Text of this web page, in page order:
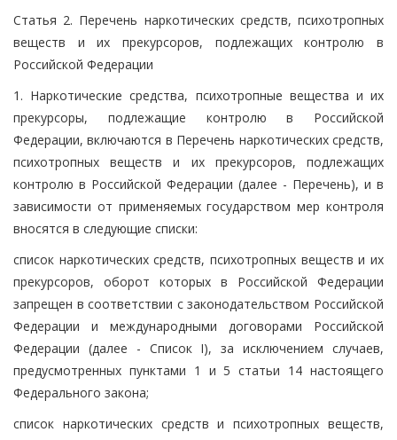
Статья 2. Перечень наркотических средств, психотропных
веществ и их прекурсоров, подлежащих контролю в
Российской Федерации
1. Наркотические средства, психотропные вещества и их
прекурсоры, подлежащие контролю в Российской
Федерации, включаются в Перечень наркотических средств,
психотропных веществ и их прекурсоров, подлежащих
контролю в Российской Федерации (далее - Перечень), и в
зависимости от применяемых государством мер контроля
вносятся в следующие списки:
список наркотических средств, психотропных веществ и их
прекурсоров, оборот которых в Российской Федерации
запрещен в соответствии с законодательством Российской
Федерации и международными договорами Российской
Федерации (далее - Список I), за исключением случаев,
предусмотренных пунктами 1 и 5 статьи 14 настоящего
Федерального закона;
список наркотических средств и психотропных веществ,